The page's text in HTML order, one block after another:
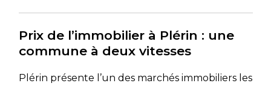
Prix de l’immobilier à Plérin : une
commune à deux vitesses
Plérin présente l’un des marchés immobiliers les